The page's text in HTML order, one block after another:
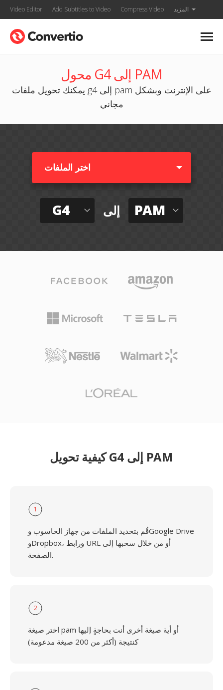
Video Editor Add Subtitles to Video Compress Video المزيد
محول G4 إلى PAM
يمكنك تحويل ملفات g4 إلى pam على الإنترنت وبشكل
مجاني
اختر الملفات
G4 إلى PAM
كيفية تحويل G4 إلى PAM
1
قُم بتحديد الملفات من جهاز الحاسوب وGoogle Drive
وDropbox، ورابط URL أو من خلال سحبها إلى
الصفحة.
2
اختر صيغة pam أو أية صيغة أخرى أنت بحاجةٍ إليها
كنتيجة (أكثر من 200 صيغة مدعومة)